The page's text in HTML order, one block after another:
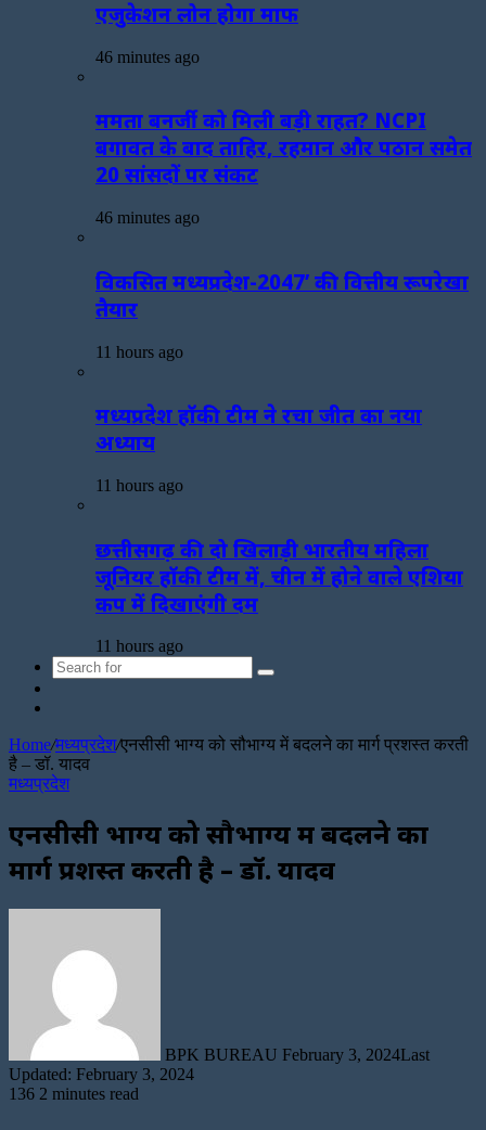
एजुकेशन लोन होगा माफ
46 minutes ago
ममता बनर्जी को मिली बड़ी राहत? NCPI
बगावत के बाद ताहिर, रहमान और पठान समेत
20 सांसदों पर संकट
46 minutes ago
विकसित मध्यप्रदेश-2047’ की वित्तीय रूपरेखा
तैयार
11 hours ago
मध्यप्रदेश हॉकी टीम ने रचा जीत का नया
अध्याय
11 hours ago
छत्तीसगढ़ की दो खिलाड़ी भारतीय महिला
जूनियर हॉकी टीम में, चीन में होने वाले एशिया
कप में दिखाएंगी दम
11 hours ago
Search
Home/मध्यप्रदेश/एनसीसी भाग्य को सौभाग्य में बदलने का मार्ग प्रशस्त करती
है – डॉ. यादव
मध्यप्रदेश
एनसीसी भाग्य को सौभाग्य में बदलने का
मार्ग प्रशस्त करती है – डॉ. यादव
BPK BUREAU February 3, 2024Last
Updated: February 3, 2024
136 2 minutes read